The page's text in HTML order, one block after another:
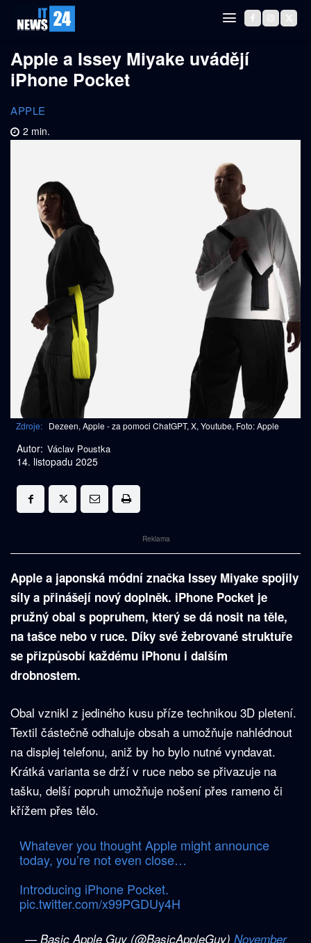
Apple a Issey Miyake uvádějí
iPhone Pocket
APPLE
2 min.
Zdroje: Dezeen, Apple - za pomoci ChatGPT, X, Youtube, Foto: Apple
Autor: Václav Poustka
14. listopadu 2025
Reklama
Apple a japonská módní značka Issey Miyake spojily
síly a přinášejí nový doplněk. iPhone Pocket je
pružný obal s popruhem, který se dá nosit na těle,
na tašce nebo v ruce. Díky své žebrované struktuře
se přizpůsobí každému iPhonu i dalším
drobnostem.
Obal vznikl z jediného kusu příze technikou 3D pletení.
Textil částečně odhaluje obsah a umožňuje nahlédnout
na displej telefonu, aniž by ho bylo nutné vyndavat.
Krátká varianta se drží v ruce nebo se přivazuje na
tašku, delší popruh umožňuje nošení přes rameno či
křížem přes tělo.
Whatever you thought Apple might announce
today, you’re not even close…
Introducing iPhone Pocket.
pic.twitter.com/x99PGDUy4H
— Basic Apple Guy (@BasicAppleGuy) November